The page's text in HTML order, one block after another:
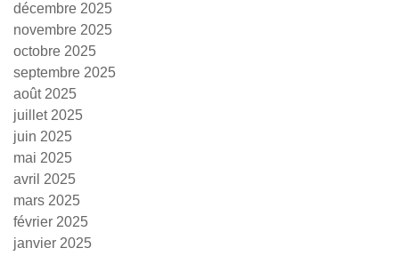
décembre 2025
novembre 2025
octobre 2025
septembre 2025
août 2025
juillet 2025
juin 2025
mai 2025
avril 2025
mars 2025
février 2025
janvier 2025